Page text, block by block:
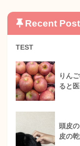
Recent
TEST
りん
ると
頭皮
皮の